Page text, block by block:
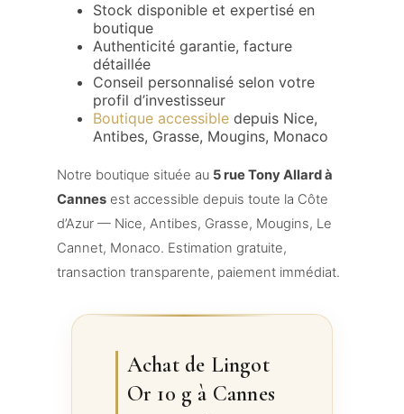
Stock disponible et expertisé en
boutique
Authenticité garantie, facture
détaillée
Conseil personnalisé selon votre
profil d’investisseur
Boutique accessibledepuis Nice,
Antibes, Grasse, Mougins, Monaco
Notre boutique située au 5 rue Tony Allard à
Cannesest accessible depuis toute la Côte
d’Azur — Nice, Antibes, Grasse, Mougins, Le
Cannet, Monaco. Estimation gratuite,
transaction transparente, paiement immédiat.
Achat de Lingot
Or 10 g à Cannes